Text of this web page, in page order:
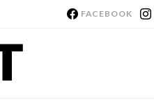
FACEBOOK